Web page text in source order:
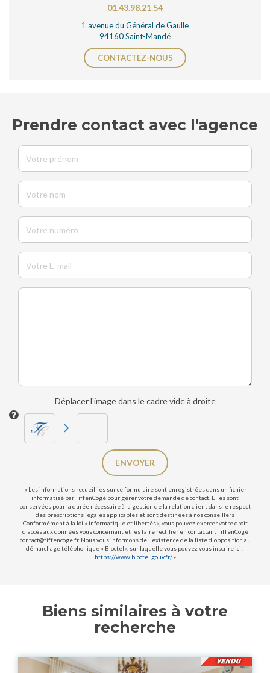
01.43.98.21.54
1 avenue du Général de Gaulle
94160 Saint-Mandé
CONTACTEZ-NOUS
Prendre contact avec l'agence
Déplacer l'image dans le cadre vide à droite
ENVOYER
« Les informations recueillies sur ce formulaire sont enregistrées dans un fichier
informatisé par TiffenCogé pour gérer votre demande de contact. Elles sont
conservées pour la durée nécessaire à la gestion de la relation client dans le respect
des prescriptions légales applicables et sont destinées à nos conseillers
Conformément à la loi « informatique et libertés », vous pouvez exercer votre droit
d'accès aux données vous concernant et les faire rectifier en contactant TiffenCogé
contact@tiffencoge.fr. Nous vous informons de l'existence de la liste d'opposition au
démarchage téléphonique « Bloctel », sur laquelle vous pouvez vous inscrire ici :
https://www.bloctel.gouv.fr/»
Biens similaires à votre
recherche